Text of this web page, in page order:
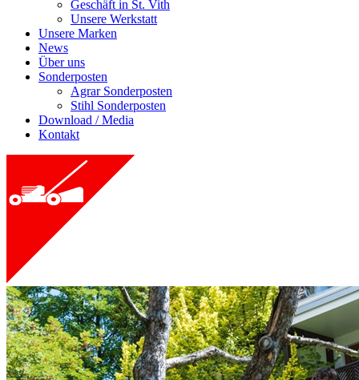
Geschäft in St. Vith
Unsere Werkstatt
Unsere Marken
News
Über uns
Sonderposten
Agrar Sonderposten
Stihl Sonderposten
Download / Media
Kontakt